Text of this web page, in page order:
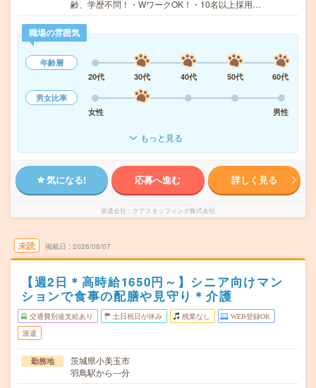
齢、学歴不問！・WワークOK！・10名以上採用…
職場の雰囲気
年齢層
20代
30代 40代 50代
60代
男女比率
女性
男性
もっと見る
気になる! 応募へ進む 詳しく見る
派遣会社 ケアスタッフィング株式会社
未読 掲載日 2026/08/07
【週2日＊高時給1650円～】シニア向けマン
ションで食事の配膳や見守り＊介護
交通費別途支給あり 土日祝日が休み 残業なし WEB登録OK
派遣
勤務地
茨城県小美玉市
羽鳥駅から---分